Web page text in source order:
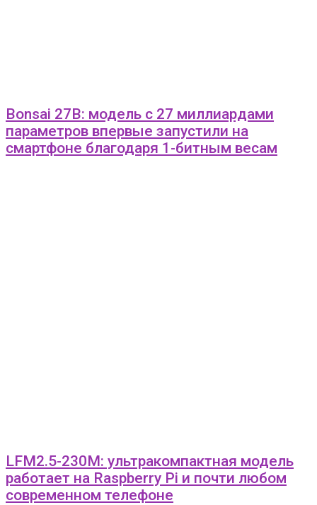
Bonsai 27B: модель с 27 миллиардами
параметров впервые запустили на
смартфоне благодаря 1-битным весам
LFM2.5-230M: ультракомпактная модель
работает на Raspberry Pi и почти любом
современном телефоне